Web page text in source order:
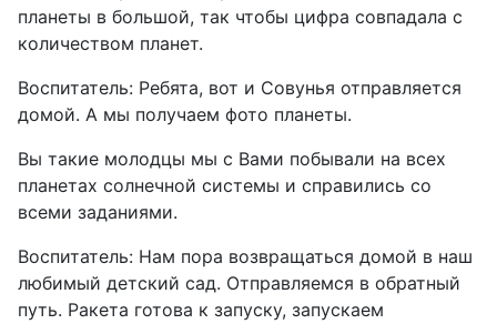
планеты в большой, так чтобы цифра совпадала с
количеством планет.
Воспитатель: Ребята, вот и Совунья отправляется
домой. А мы получаем фото планеты.
Вы такие молодцы мы с Вами побывали на всех
планетах солнечной системы и справились со
всеми заданиями.
Воспитатель: Нам пора возвращаться домой в наш
любимый детский сад. Отправляемся в обратный
путь. Ракета готова к запуску, запускаем